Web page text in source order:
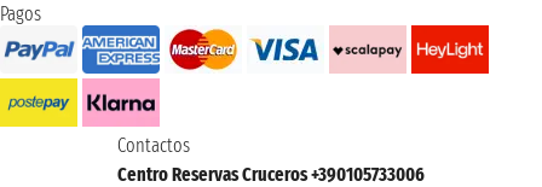
Pagos
Contactos
Centro Reservas Cruceros +390105733006